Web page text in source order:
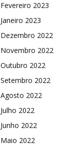
Fevereiro 2023
Janeiro 2023
Dezembro 2022
Novembro 2022
Outubro 2022
Setembro 2022
Agosto 2022
Julho 2022
Junho 2022
Maio 2022